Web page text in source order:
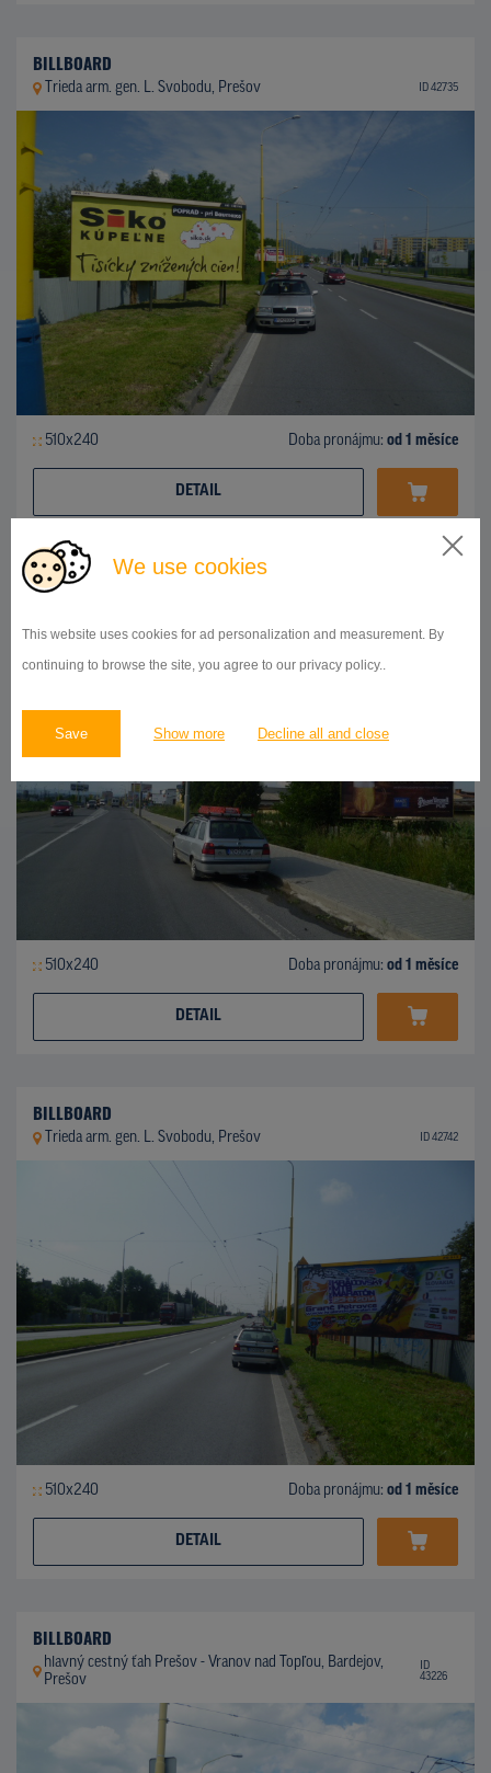
We use cookies
This website uses cookies for ad personalization and measurement. By
continuing to browse the site, you agree to our privacy policy..
Save Show more Decline all and close
BILLBOARD
Trieda arm. gen. L. Svobodu, Prešov ID 42735
510x240 Doba pronájmu: od 1 měsíce
DETAIL
BILLBOARD
510x240 Doba pronájmu: od 1 měsíce
DETAIL
BILLBOARD
Trieda arm. gen. L. Svobodu, Prešov ID 42742
510x240 Doba pronájmu: od 1 měsíce
DETAIL
BILLBOARD
hlavný cestný ťah Prešov - Vranov nad Topľou, Bardejov,
Prešov
ID
43226